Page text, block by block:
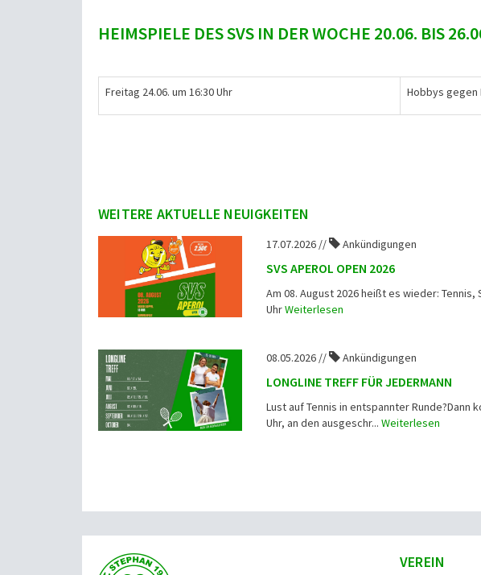
HEIMSPIELE DES SVS IN DER WOCHE 20.06. BIS
Freitag 24.06. um 16:30 Uhr Hobbys gegen
WEITERE AKTUELLE NEUIGKEITEN
17.07.2026 // Ankündigungen
SVS APEROL OPEN 2026
Am 08. August 2026 heißt es wieder:
UhrWeiterlesen
08.05.2026 // Ankündigungen
LONGLINE TREFF FÜR JEDERMANN
Lust auf Tennis in entspannter Runde?Dann
Uhr, an den ausgeschr...Weiterlesen
VEREIN